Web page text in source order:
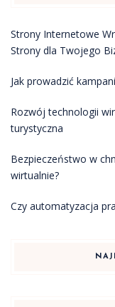
Strony Internetowe
Strony dla Twojego
Jak prowadzić
Rozwój technologii
turystyczna
Bezpieczeństwo w
wirtualnie?
Czy automatyzacja